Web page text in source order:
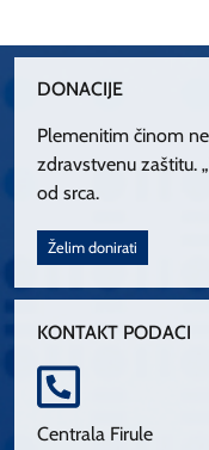
DONACIJE
Plemenitim činom
zdravstvenu zaštitu.
od srca.
Želim donirati
KONTAKT PODACI
Centrala Firule